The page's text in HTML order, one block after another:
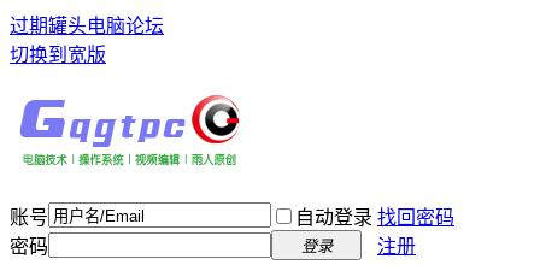
过期罐头电脑论坛
切换到宽版
账号 自动登录 找回密码
密码
登录 注册